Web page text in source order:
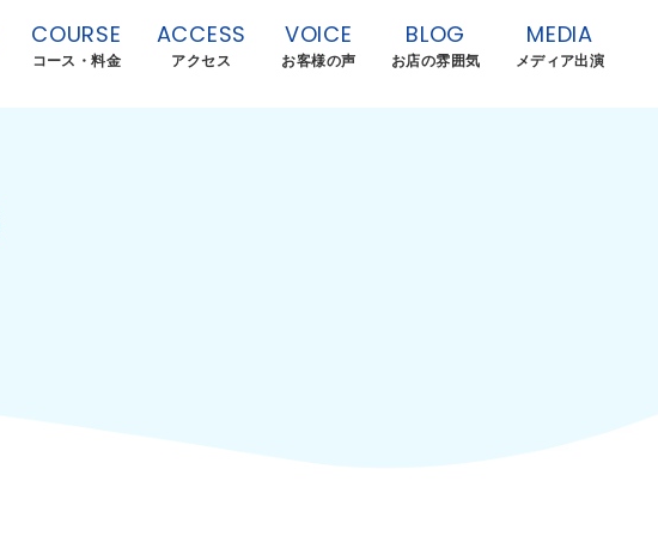
COURSE
コース・料金
ACCESS
アクセス
VOICE
お客様の声
BLOG
お店の雰囲気
MEDIA
メディア出演